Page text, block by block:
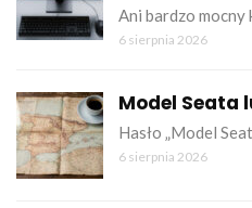
Ani bardzo mocny
6 sierpnia 2026
Model Seata
Hasło „Model
6 sierpnia 2026